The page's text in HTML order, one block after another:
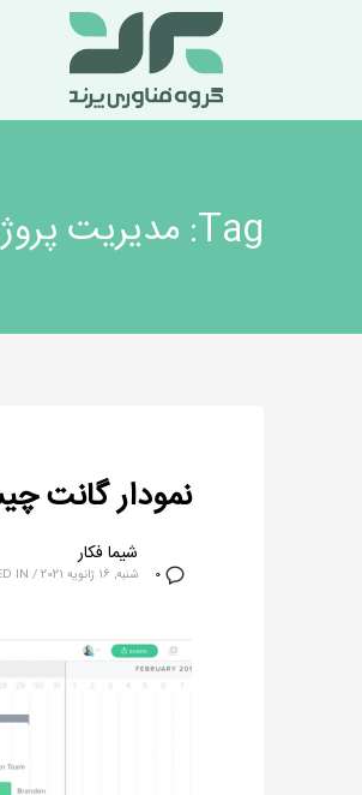
Tag: مدیریت پروژه
نمودار گانت
0
شیما فکار
شنبه, 16 ژانویه 2021 /
IN